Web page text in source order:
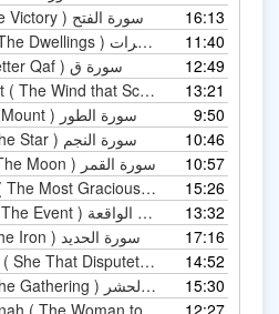
048 - Al-Fath ( The Victory ) سورة الفتح
16:13
049 - Al-Hujurat ( The Dwellings ) سورة الحجرات
11:40
050 - Qaf ( The Letter Qaf ) سورة ق
12:49
051 - Adh-Dhariyat ( The Wind that Scatter ) سورة الذاريات
13:21
052 - At-Tur ( The Mount ) سورة الطور
9:50
053 - An-Najm ( The Star ) سورة النجم
10:46
054 - Al-Qamar ( The Moon ) سورة القمر
10:57
055 - Ar-Rahman ( The Most Graciouse ) سورة الرحمن
15:26
056 - Al-Waqi'ah ( The Event ) سورة الواقعة
13:32
057 - Al-Hadid ( The Iron ) سورة الحديد
17:16
058 - Al-Mujadilah ( She That Disputeth ) سورة المجادلة
14:52
059 - Al-Hashr ( The Gathering ) سورة الحشر
15:30
12:27